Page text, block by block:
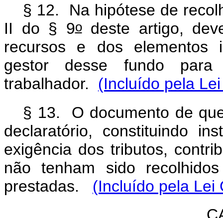
§ 12. Na hipótese de
II do § 9odeste artigo,
recursos e dos elementos
gestor desse fundo
trabalhador. (Incluído pela
§ 13. O documento de
declaratório, constituindo
exigência dos tributos,
não tenham sido
prestadas. (Incluído pela Lei